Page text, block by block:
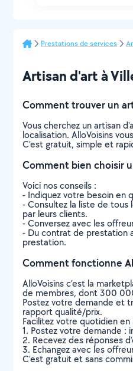
Prestations de services
Artisan d'art à
Comment trouver un
Vous cherchez un artisan
localisation. AlloVoisins
C’est gratuit, simple et
Comment bien choisir
Voici nos conseils :
- Indiquez votre besoin en
- Consultez la liste de tous
par leurs clients.
- Conversez avec les
- Du contrat de prestation
prestation.
Comment fonctionne
AlloVoisins c’est la
de membres, dont 300
Postez votre demande et
rapport qualité/prix.
Facilitez votre quotidien
1. Postez votre demande :
2. Recevez des réponses
3. Echangez avec les
C’est gratuit et sans